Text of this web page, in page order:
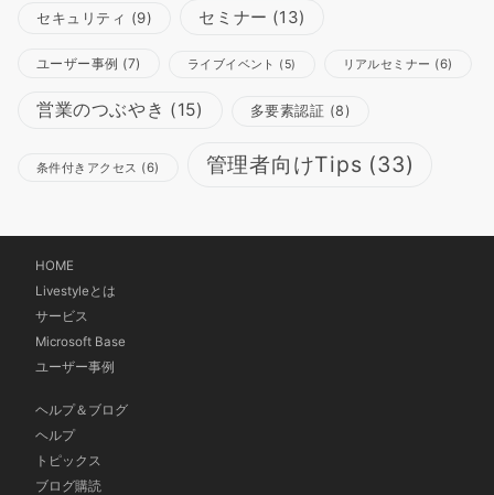
セキュリティ (9) セミナー (13)
ユーザー事例 (7) ライブイベント (5) リアルセミナー (6)
営業のつぶやき (15) 多要素認証 (8)
条件付きアクセス (6) 管理者向けTips (33)
HOME
Livestyleとは
サービス
Microsoft Base
ユーザー事例
ヘルプ＆ブログ
ヘルプ
トピックス
ブログ購読